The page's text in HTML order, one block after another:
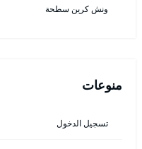
ونش كرين سطحة
منوعات
تسجيل الدخول